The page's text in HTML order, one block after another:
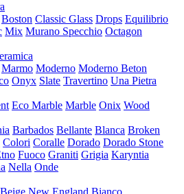
Boston Classic Glass Drops Equilibrio
Mix Murano Specchio Octagon
Marmo Moderno Moderno Beton
Onyx Slate Travertino Una Pietra
Eco Marble Marble Onix Wood
Barbados Bellante Blanca Broken
Colori Coralle Dorado Dorado Stone
Fuoco Graniti Grigia Karyntia
Nella Onde